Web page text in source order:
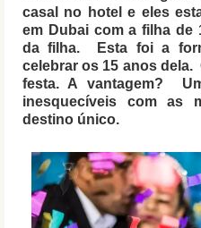
casal no hotel e eles
em Dubai com a filha de
da filha. Esta foi a
celebrar os 15 anos dela.
festa. A vantagem?
inesquecíveis com as
destino único.